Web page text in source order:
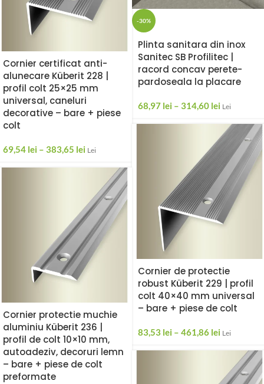
-30%
Plinta sanitara din inox
Sanitec SB Profilitec |
racord concav perete-
pardoseala la placare
68,97 lei – 314,60 lei Lei
Cornier certificat anti-
alunecare Küberit 228 |
profil colt 25×25 mm
universal, caneluri
decorative – bare + piese
colt
69,54 lei – 383,65 lei Lei
Cornier de protectie
robust Küberit 229 | profil
colt 40×40 mm universal
– bare + piese de colt
83,53 lei – 461,86 lei Lei
Cornier protectie muchie
aluminiu Küberit 236 |
profil de colt 10×10 mm,
autoadeziv, decoruri lemn
– bare + piese de colt
preformate